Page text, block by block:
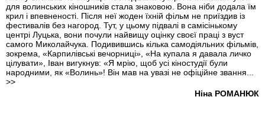
для волинських кіношників стала знаковою. Вона ніби додала їм
крил і впевненості. Після неї жоден їхній фільм не приїздив із
фестивалів без нагород. Тут, у цьому підвалі в самісінькому
центрі Луцька, вони почули найвищу оцінку своєї праці з вуст
самого Миколайчука. Подивившись кілька самодіяльних фільмів,
зокрема, «Карпилівські вечорниці», «На купала я давала личко
цілувати», Іван вигукнув: «Я мрію, щоб усі кіностудії були
народними, як «Волинь»! Він мав на увазі не офіційне звання...
>>
Ніна РОМАНЮК